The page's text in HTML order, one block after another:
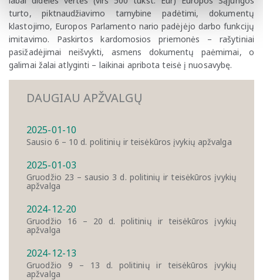
turto, piktnaudžiavimo tarnybine padėtimi, dokumentų
klastojimo, Europos Parlamento nario padėjėjo darbo funkcijų
imitavimo. Paskirtos kardomosios priemonės – rašytiniai
pasižadėjimai neišvykti, asmens dokumentų paėmimai, o
galimai žalai atlyginti – laikinai apribota teisė į nuosavybę.
DAUGIAU APŽVALGŲ
2025-01-10
Sausio 6 – 10 d. politinių ir teisėkūros įvykių apžvalga
2025-01-03
Gruodžio 23 – sausio 3 d. politinių ir teisėkūros įvykių
apžvalga
2024-12-20
Gruodžio 16 – 20 d. politinių ir teisėkūros įvykių
apžvalga
2024-12-13
Gruodžio 9 – 13 d. politinių ir teisėkūros įvykių
apžvalga